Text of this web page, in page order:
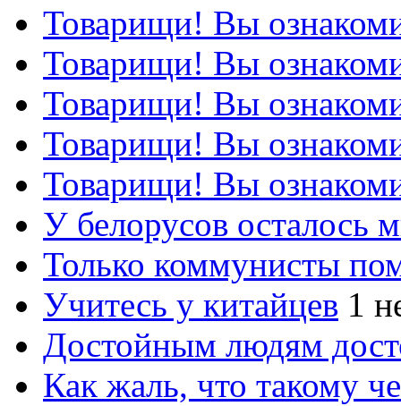
Товарищи! Вы
Товарищи! Вы
Товарищи! Вы
Товарищи! Вы
Товарищи! Вы
У белорусов осталось
Только коммунисты
Учитесь у китайцев 1
Достойным людям
Как жаль, что такому